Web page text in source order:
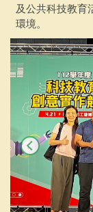
及公共科技教育
環境。